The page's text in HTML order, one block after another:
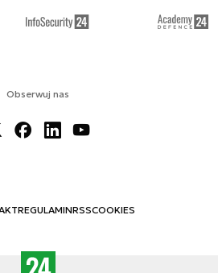
Obserwuj nas
REGULAMINRSSCOOKIES